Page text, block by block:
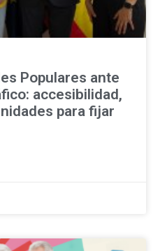
Populares ante
accesibilidad,
para fijar